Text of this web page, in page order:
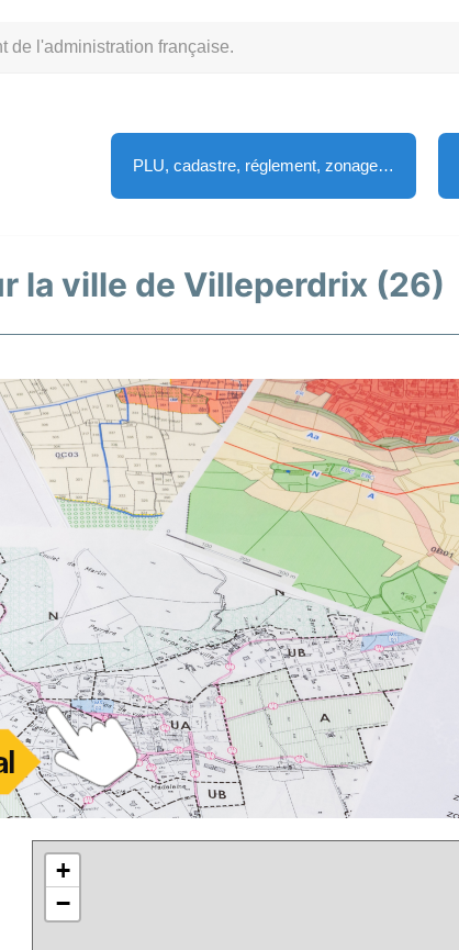
de l'administration française.
PLU, cadastre, réglement, zonage…
la ville de Villeperdrix (26)
+
−